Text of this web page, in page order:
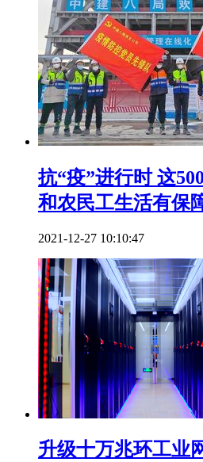
抗“疫”进行时 这
和农民工生活有保
2021-12-27 10:10:47
升级十万兆环工业